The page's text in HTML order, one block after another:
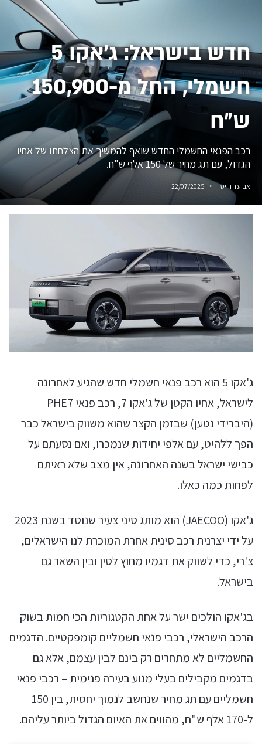
חדש בישראל: ג'אקו 5
חשמלי, החל מ-150,900
ש״ח
רכב הפנאי החשמלי החדש שואף להמשיך את הצלחתו של אחיו
הגדול, עם תג מחיר של 150 אלף ש"ח.
אביעד רייס 22/07/2025
ג'אקו 5 הוא רכב פנאי חשמלי חדש שהגיע לאחרונה
לישראל, אחיו הקטן של ג'אקו 7, רכב פנאי PHE7
(היברידי נטען) שבזמן הקצר שהוא משווק בישראל כבר
הפך ללהיט, עם אלפי יחידות שנמכרו, ואם נסעתם על
כבישי ישראל בשנה האחרונה, אין מצב שלא ראיתם
לפחות כמה כאלו.
ג'אקו (JAECOO) הוא מותג סיני צעיר שנוסד בשנת 2023
על ידי יצרנית רכב סינית אחרת המוכרת לנו הישראלים,
צ'רי, כדי לשווק את דגמיו מחוץ לסין ובין השאר גם
בישראל.
בג'אקו הולכים ישר על אחת הקטגוריות הכי חמות בשוק
הרכב הישראלי, רכבי פנאי חשמליים קומפקטיים. הדגמים
החשמליים לא מתחרים רק בינם לבין עצמם, אלא גם
בדגמים מקבילים בעלי מנוע בעירה פנימית – רכבי פנאי
חשמליים עם תג מחיר שנחשב לנמוך יחסית, בין 150
ל-170 אלף ש"ח, מהווים את האיום הגדול ביותר עליהם.